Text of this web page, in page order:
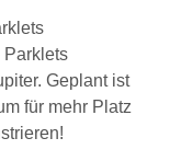
Parklets
Geplant ist
für mehr Platz